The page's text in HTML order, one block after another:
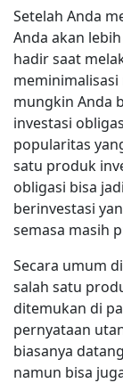
Setelah Anda
Anda akan
hadir saat
mungkin Anda
investasi
popularitas
satu produk
obligasi bisa
berinvestasi
semasa masih
Secara umum
salah satu
ditemukan di
pernyataan
biasanya
namun bisa